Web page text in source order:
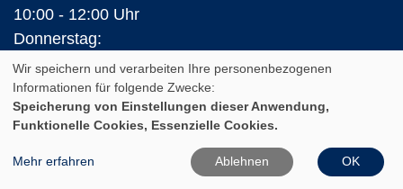
10:00 - 12:00 Uhr
Donnerstag:
10:00 - 12:00 und 14:00 - 16:00 Uhr
Freitag:
10:00 - 12:00 Uhr
In den Ferien (Land Brandenburg)
Wir speichern und verarbeiten Ihre personenbezogenen
Informationen für folgende Zwecke:
Speicherung von Einstellungen dieser Anwendung,
Funktionelle Cookies, Essenzielle Cookies.
Mehr erfahren Ablehnen OK